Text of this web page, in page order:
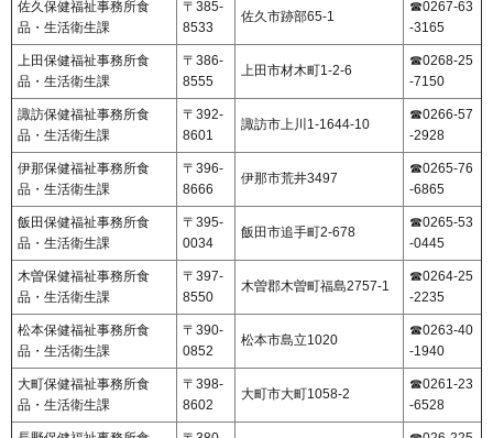
佐久保健福祉事務所食
品・生活衛生課
〒385-
8533
佐久市跡部65-1
☎0267-63
-3165
上田保健福祉事務所食
品・生活衛生課
〒386-
8555
上田市材木町1-2-6
☎0268-25
-7150
諏訪保健福祉事務所食
品・生活衛生課
〒392-
8601
諏訪市上川1-1644-10
☎0266-57
-2928
伊那保健福祉事務所食
品・生活衛生課
〒396-
8666
伊那市荒井3497
☎0265-76
-6865
飯田保健福祉事務所食
品・生活衛生課
〒395-
0034
飯田市追手町2-678
☎0265-53
-0445
木曽保健福祉事務所食
品・生活衛生課
〒397-
8550
木曽郡木曽町福島2757-1
☎0264-25
-2235
松本保健福祉事務所食
品・生活衛生課
〒390-
0852
松本市島立1020
☎0263-40
-1940
大町保健福祉事務所食
品・生活衛生課
〒398-
8602
大町市大町1058-2
☎0261-23
-6528